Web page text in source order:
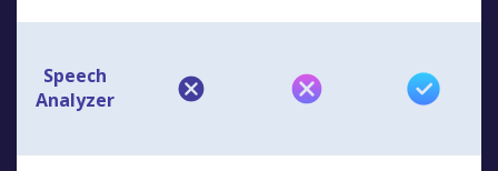
Speech
Analyzer